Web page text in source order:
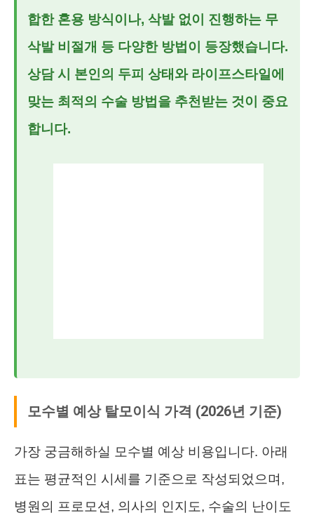
합한 혼용 방식이나, 삭발 없이 진행하는 무
삭발 비절개 등 다양한 방법이 등장했습니다.
상담 시 본인의 두피 상태와 라이프스타일에
맞는 최적의 수술 방법을 추천받는 것이 중요
합니다.
모수별 예상 탈모이식 가격 (2026년 기준)
가장 궁금해하실 모수별 예상 비용입니다. 아래
표는 평균적인 시세를 기준으로 작성되었으며,
병원의 프로모션, 의사의 인지도, 수술의 난이도